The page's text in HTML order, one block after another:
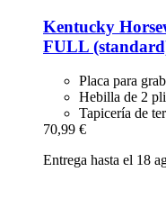
Kentucky
FULL
Placa para
Hebilla de 2
Tapicería de
70,99 €
Entrega hasta el 18